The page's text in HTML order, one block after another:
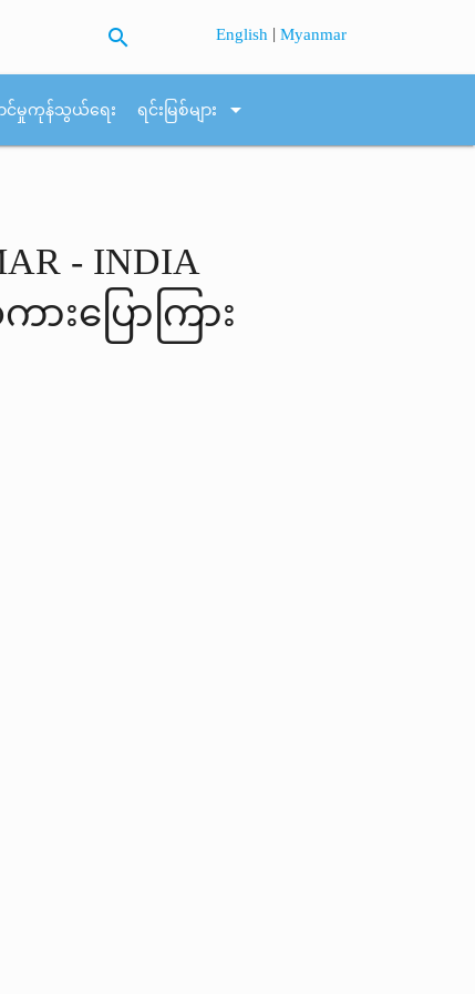
search English |Myanmar
င်မှုကုန်သွယ်ရေး ရင်းမြစ်များ arrow_drop_down
- INDIA
းပြောကြား